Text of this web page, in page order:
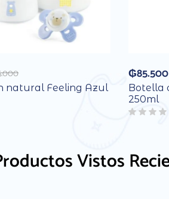
natural Feeling Azul
₲85.500
Botella
250ml
Vistos